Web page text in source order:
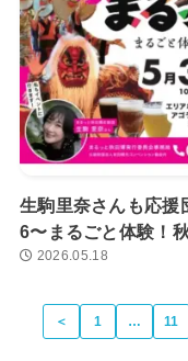
生駒里奈さんも応援
6〜まるごと体験！
2026.05.18
＜ 1 … 11